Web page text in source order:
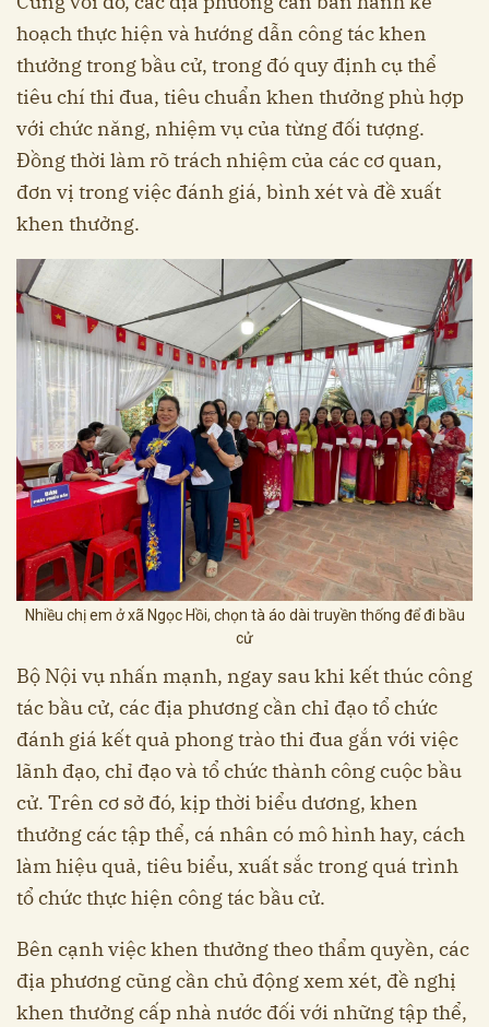
hoạch thực hiện và hướng dẫn công tác khen
thưởng trong bầu cử, trong đó quy định cụ thể
tiêu chí thi đua, tiêu chuẩn khen thưởng phù hợp
với chức năng, nhiệm vụ của từng đối tượng.
Đồng thời làm rõ trách nhiệm của các cơ quan,
đơn vị trong việc đánh giá, bình xét và đề xuất
khen thưởng.
Nhiều chị em ở xã Ngọc Hồi, chọn tà áo dài truyền thống để đi bầu
cử
Bộ Nội vụ nhấn mạnh, ngay sau khi kết thúc công
tác bầu cử, các địa phương cần chỉ đạo tổ chức
đánh giá kết quả phong trào thi đua gắn với việc
lãnh đạo, chỉ đạo và tổ chức thành công cuộc bầu
cử. Trên cơ sở đó, kịp thời biểu dương, khen
thưởng các tập thể, cá nhân có mô hình hay, cách
làm hiệu quả, tiêu biểu, xuất sắc trong quá trình
tổ chức thực hiện công tác bầu cử.
Bên cạnh việc khen thưởng theo thẩm quyền, các
địa phương cũng cần chủ động xem xét, đề nghị
khen thưởng cấp nhà nước đối với những tập thể,